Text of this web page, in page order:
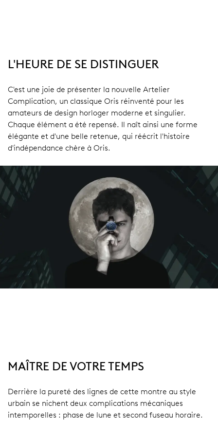
L'HEURE DE SE DISTINGUER
C'est une joie de présenter la nouvelle Artelier
Complication, un classique Oris réinventé pour les
amateurs de design horloger moderne et singulier.
Chaque élément a été repensé. Il naît ainsi une forme
élégante et d'une belle retenue, qui réécrit l'histoire
d'indépendance chère à Oris.
MAÎTRE DE VOTRE TEMPS
Derrière la pureté des lignes de cette montre au style
urbain se nichent deux complications mécaniques
intemporelles : phase de lune et second fuseau horaire.